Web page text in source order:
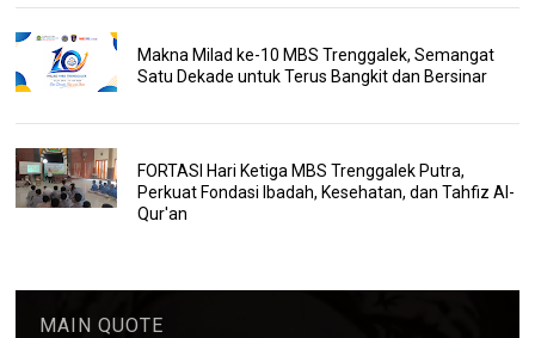
Makna Milad ke-10 MBS Trenggalek, Semangat
Satu Dekade untuk Terus Bangkit dan Bersinar
FORTASI Hari Ketiga MBS Trenggalek Putra,
Perkuat Fondasi Ibadah, Kesehatan, dan Tahfiz Al-
Qur'an
MAIN QUOTE